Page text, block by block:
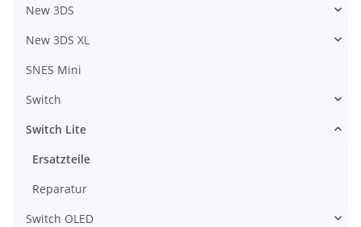
New 3DS
New 3DS XL
SNES Mini
Switch
Switch Lite
Ersatzteile
Reparatur
Switch OLED